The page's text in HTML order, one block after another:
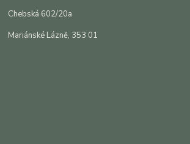
Chebská 602/20a
Mariánské Lázně, 353 01